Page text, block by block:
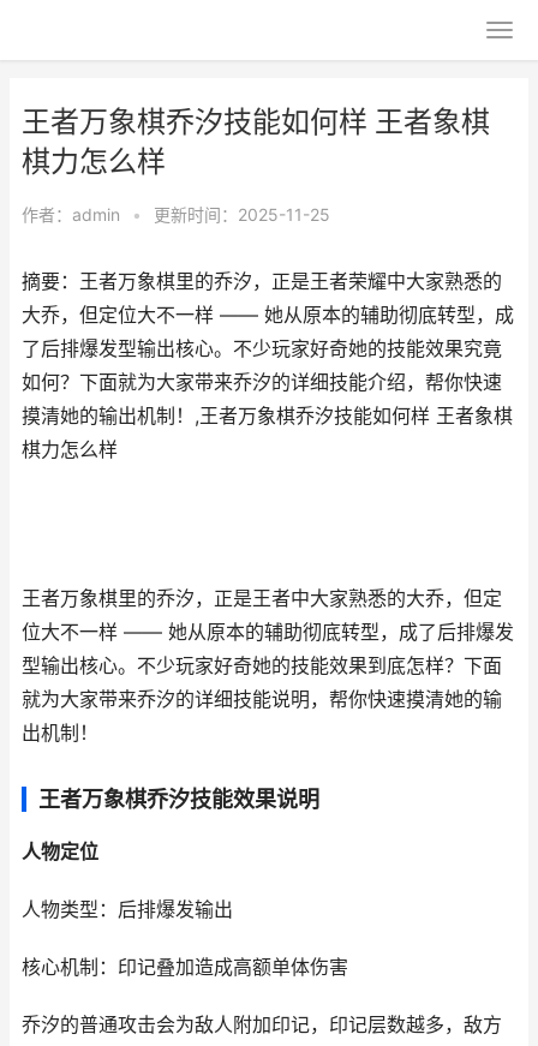
王者万象棋乔汐技能如何样 王者象棋
棋力怎么样
作者： admin • 更新时间：2025-11-25
摘要：王者万象棋里的乔汐，正是王者荣耀中大家熟悉的
大乔，但定位大不一样 —— 她从原本的辅助彻底转型，成
了后排爆发型输出核心。不少玩家好奇她的技能效果究竟
如何？下面就为大家带来乔汐的详细技能介绍，帮你快速
摸清她的输出机制！,王者万象棋乔汐技能如何样 王者象棋
棋力怎么样
王者万象棋里的乔汐，正是王者中大家熟悉的大乔，但定
位大不一样 —— 她从原本的辅助彻底转型，成了后排爆发
型输出核心。不少玩家好奇她的技能效果到底怎样？下面
就为大家带来乔汐的详细技能说明，帮你快速摸清她的输
出机制！
王者万象棋乔汐技能效果说明
人物定位
人物类型：后排爆发输出
核心机制：印记叠加造成高额单体伤害
乔汐的普通攻击会为敌人附加印记，印记层数越多，敌方